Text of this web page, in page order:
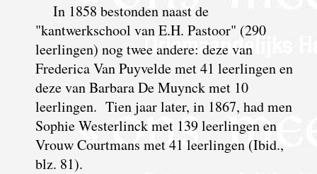
In 1858 bestonden naast de
"kantwerkschool van E.H. Pastoor" (290
leerlingen) nog twee andere: deze van
Frederica Van Puyvelde met 41 leerlingen en
deze van Barbara De Muynck met 10
leerlingen. Tien jaar later, in 1867, had men
Sophie Westerlinck met 139 leerlingen en
Vrouw Courtmans met 41 leerlingen (Ibid.,
blz. 81).